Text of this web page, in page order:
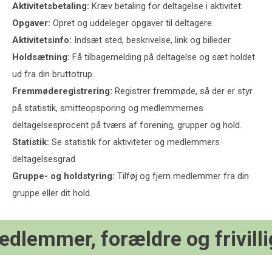
Aktivitetsbetaling: Kræv betaling for deltagelse i aktivitet.
Opgaver: Opret og uddeleger opgaver til deltagere.
Aktivitetsinfo: Indsæt sted, beskrivelse, link og billeder.
Holdsætning: Få tilbagemelding på deltagelse og sæt holdet
ud fra din bruttotrup.
Fremmøderegistrering: Registrer fremmøde, så der er styr
på statistik, smitteopsporing og medlemmernes
deltagelsesprocent på tværs af forening, grupper og hold.
Statistik: Se statistik for aktiviteter og medlemmers
deltagelsesgrad.
Gruppe- og holdstyring: Tilføj og fjern medlemmer fra din
gruppe eller dit hold.
forældre og